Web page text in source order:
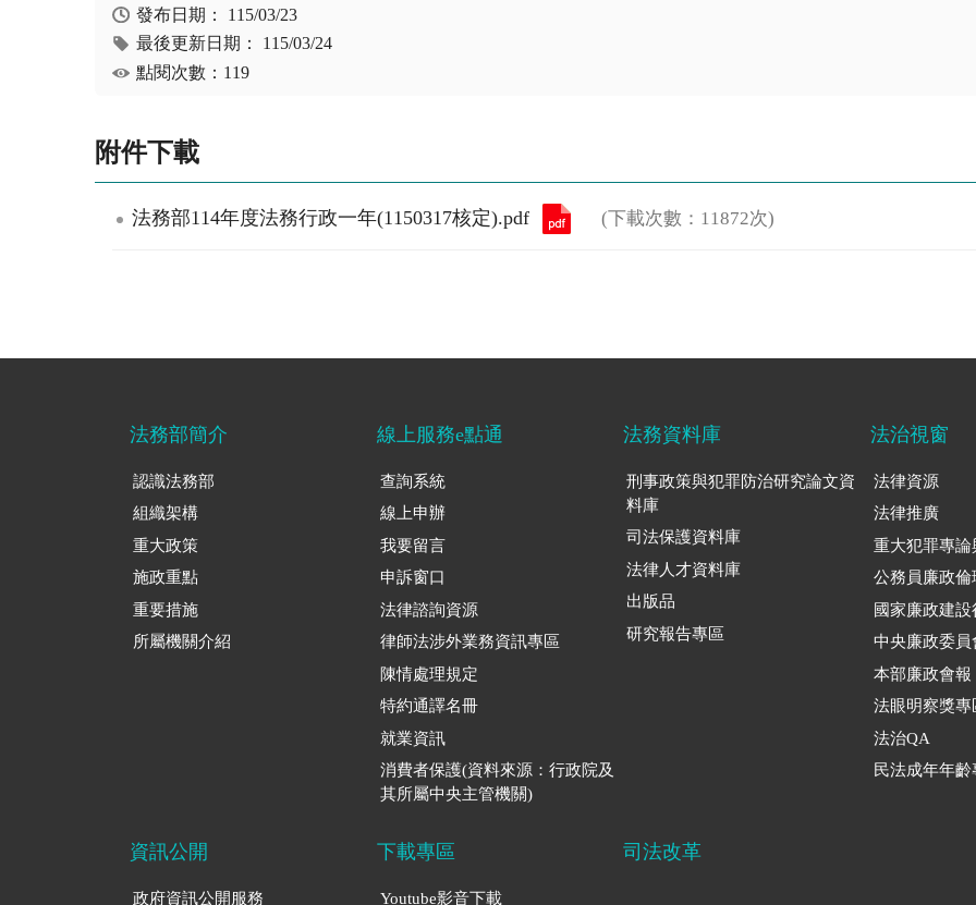
發布日期： 115/03/23
最後更新日期： 115/03/24
點閱次數：119
附件下載
法務部114年度法務行政一年(1150317核定).pdf (下載次數：11872次)
法務部簡介
認識法務部
組織架構
重大政策
施政重點
重要措施
所屬機關介紹
線上服務e點通
查詢系統
線上申辦
我要留言
申訴窗口
法律諮詢資源
律師法涉外業務資訊專區
陳情處理規定
特約通譯名冊
就業資訊
消費者保護(資料來源：行政院及
其所屬中央主管機關)
法務資料庫
刑事政策與犯罪防治研究論文資
料庫
司法保護資料庫
法律人才資料庫
出版品
研究報告專區
法治視窗
法律資源
法律推廣
重大犯罪專論
公務員廉政倫
國家廉政建設
中央廉政委員
本部廉政會報
法眼明察獎專
法治QA
民法成年年齡
資訊公開
政府資訊公開服務
下載專區
Youtube影音下載
司法改革